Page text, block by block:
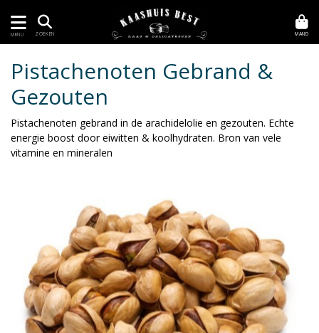
MENU ZOEKEN MAND
Pistachenoten Gebrand &
Gezouten
Pistachenoten gebrand in de arachidelolie en gezouten. Echte
energie boost door eiwitten & koolhydraten. Bron van vele
vitamine en mineralen